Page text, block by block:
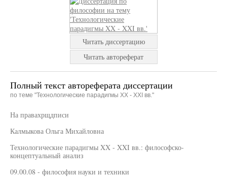
Читать диссертацию
Читать автореферат
Полный текст автореферата диссертации
по теме "Технологические парадигмы XX - XXI вв."
На правахрщдписи
Калмыкова Ольга Михайловна
Технологические парадигмы XX - XXI вв.: философско-
концептуальный анализ
09.00.08 - философия науки и техники